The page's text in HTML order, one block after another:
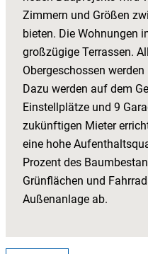
Zimmern und Größen
bieten. Die Wohnungen
großzügige Terrassen.
Obergeschossen
Dazu werden auf dem
Einstellplätze und 9
zukünftigen Mieter
eine hohe
Prozent des
Grünflächen und
Außenanlage ab.